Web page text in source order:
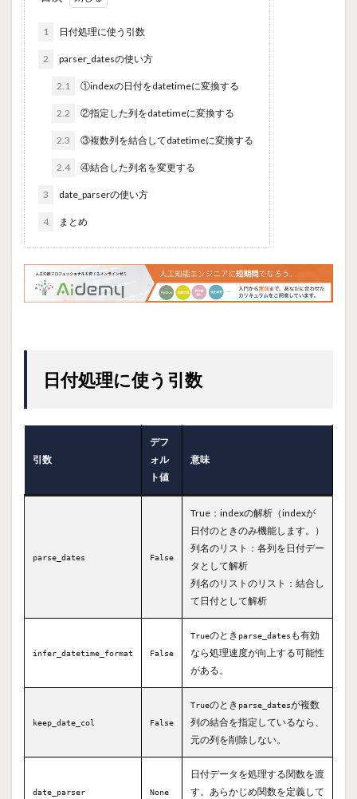
1 日付処理に使う引数
2 parser_datesの使い方
2.1 ①indexの日付をdatetimeに変換する
2.2 ②指定した列をdatetimeに変換する
2.3 ③複数列を結合してdatetimeに変換する
2.4 ④結合した列名を変更する
3 date_parserの使い方
4 まとめ
日付処理に使う引数
引数
デフ
ォル
ト値
意味
parse_dates False
True：indexの解析（indexが
日付のときのみ機能します。）
列名のリスト：各列を日付デー
タとして解析
列名のリストのリスト：結合し
て日付として解析
infer_datetime_format False
Trueのとき parse_dates も有効
なら処理速度が向上する可能性
がある。
keep_date_col False
Trueのとき parse_datesが複数
列の結合を指定しているなら、
元の列を削除しない。
date_parser None
日付データを処理する関数を渡
す。あらかじめ関数を定義して